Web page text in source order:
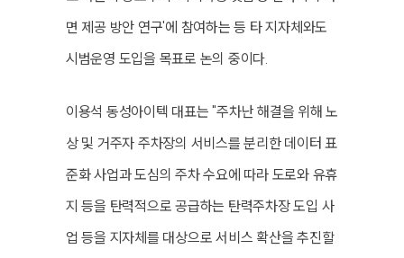
면 제공 방안 연구'에 참여하는 등 타 지자체와도
시범운영 도입을 목표로 논의 중이다.
이용석 동성아이텍 대표는 "주차난 해결을 위해 노
상 및 거주자 주차장의 서비스를 분리한 데이터 표
준화 사업과 도심의 주차 수요에 따라 도로와 유휴
지 등을 탄력적으로 공급하는 탄력주차장 도입 사
업 등을 지자체를 대상으로 서비스 확산을 추진할